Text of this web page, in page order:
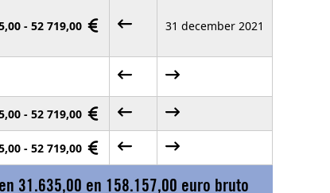
- 52 719,00 31 december 2021
- 52 719,00
- 52 719,00
31.635,00 en 158.157,00 euro bruto